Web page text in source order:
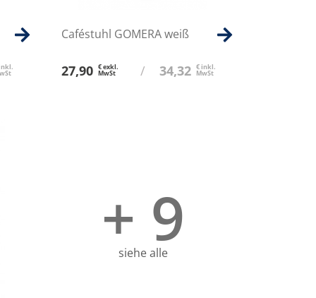
Caféstuhl GOMERA weiß
27,90 € exkl.
MwSt / 34,32 € inkl.
MwSt
+ 9
siehe alle